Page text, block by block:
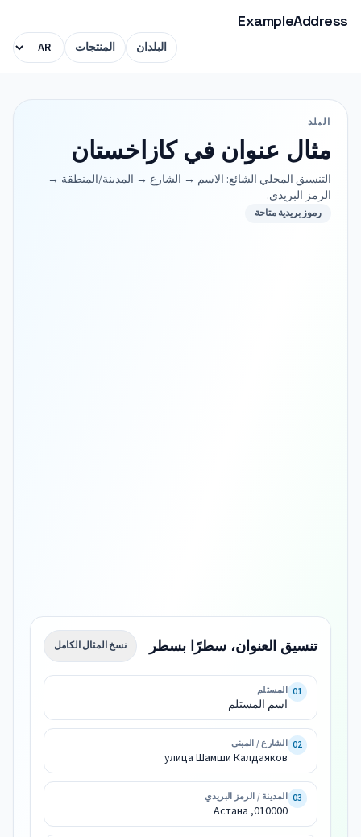
ExampleAddress
البلدان المنتجات
البلد
مثال عنوان في كازاخستان
التنسيق المحلي الشائع: الاسم → الشارع → المدينة/المنطقة →
الرمز البريدي.
رموز بريدية متاحة
تنسيق العنوان، سطرًا بسطر نسخ المثال الكامل
улица
Шамши
010000,
كازاخستان
01 المستلم
اسم المستلم
02 الشارع / المبنى
улица Шамши Калдаяков
03 المدينة / الرمز البريدي
010000, Астана